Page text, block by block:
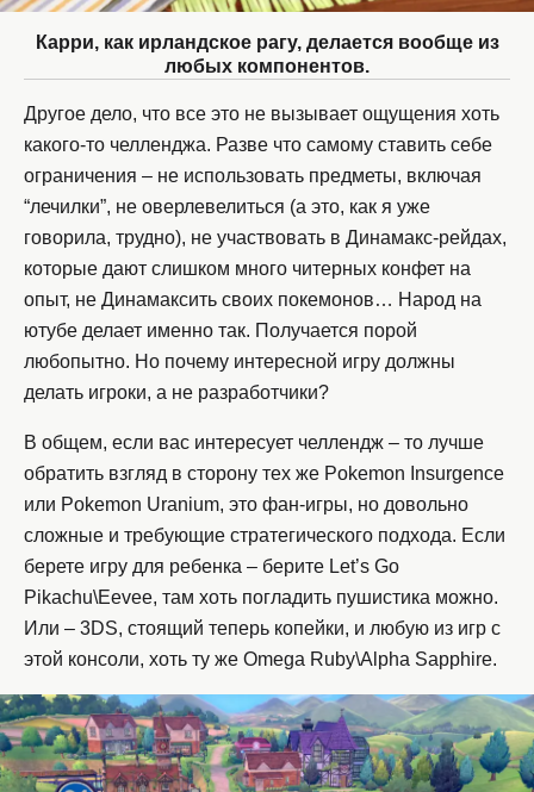
Карри, как ирландское рагу, делается вообще из
любых компонентов.
Другое дело, что все это не вызывает ощущения хоть
какого-то челленджа. Разве что самому ставить себе
ограничения – не использовать предметы, включая
“лечилки”, не оверлевелиться (а это, как я уже
говорила, трудно), не участвовать в Динамакс-рейдах,
которые дают слишком много читерных конфет на
опыт, не Динамаксить своих покемонов… Народ на
ютубе делает именно так. Получается порой
любопытно. Но почему интересной игру должны
делать игроки, а не разработчики?
В общем, если вас интересует челлендж – то лучше
обратить взгляд в сторону тех же Pokemon Insurgence
или Pokemon Uranium, это фан-игры, но довольно
сложные и требующие стратегического подхода. Если
берете игру для ребенка – берите Let’s Go
Pikachu\Eevee, там хоть погладить пушистика можно.
Или – 3DS, стоящий теперь копейки, и любую из игр с
этой консоли, хоть ту же Omega Ruby\Alpha Sapphire.